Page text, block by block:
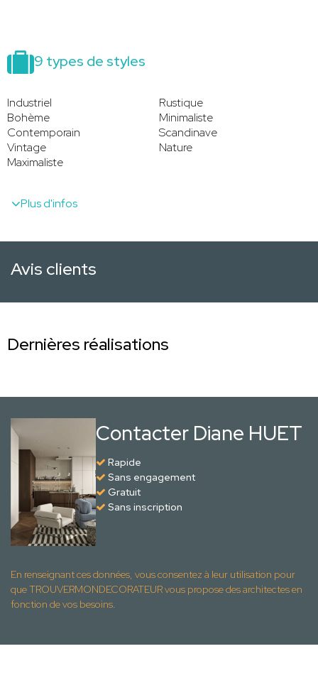
9 types de styles
Industriel
Rustique
Bohème
Minimaliste
Contemporain
Scandinave
Vintage
Nature
Maximaliste
Plus d'infos
Avis clients
Dernières réalisations
Contacter Diane HUET
Rapide
Sans engagement
Gratuit
Sans inscription
En renseignant ces données, vous consentez à leur utilisation pour
que TROUVERMONDECORATEUR vous propose des architectes en
fonction de vos besoins.